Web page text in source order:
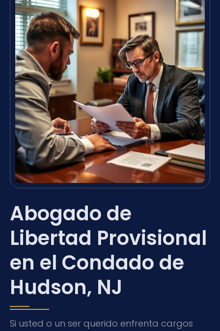
Abogado de
Libertad Provisional
en el Condado de
Hudson, NJ
Si usted o un ser querido enfrenta cargos